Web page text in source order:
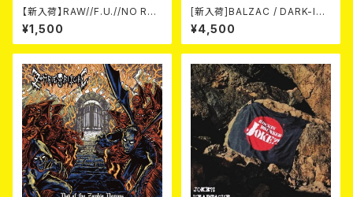
【新入荷】RAW//F.U.//NO RES
T / 3way split EP ハード ラッ
ク ダンス (CD)
¥1,500
[新入荷]BALZAC / DARK-IS
M -20th Anniversary Comp
ilation- (2CD)
¥4,500